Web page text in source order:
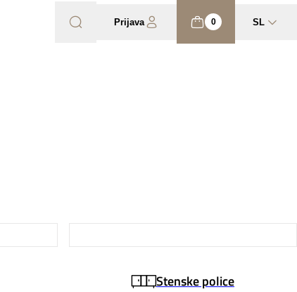
Prijava 0 SL
Stenske police